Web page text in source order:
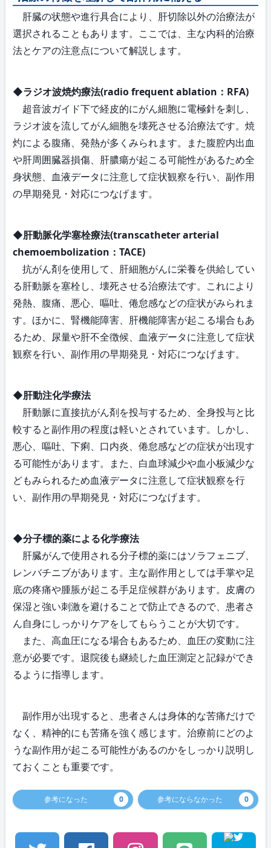
肝臓の状態や進行具合により、肝切除以外の治療法が
選択されることもあります。ここでは、主な内科的治療
法とケアの注意点について解説します。
◆ラジオ波焼灼療法(radio frequent ablation：RFA)
超音波ガイド下で経皮的にがん細胞に電極針を刺し、
ラジオ波を流してがん細胞を壊死させる治療法です。焼
灼による腹痛、発熱が多くみられます。また腹腔内出血
や肝周囲臓器損傷、肝膿瘍が起こる可能性があるため全
身状態、血液データに注意して症状観察を行い、副作用
の早期発見・対応につなげます。
◆肝動脈化学塞栓療法(transcatheter arterial
chemoembolization：TACE)
抗がん剤を使用して、肝細胞がんに栄養を供給してい
る肝動脈を塞栓し、壊死させる治療法です。これにより
発熱、腹痛、悪心、嘔吐、倦怠感などの症状がみられま
す。ほかに、腎機能障害、肝機能障害が起こる場合もあ
るため、尿量や肝不全徴候、血液データに注意して症状
観察を行い、副作用の早期発見・対応につなげます。
◆肝動注化学療法
肝動脈に直接抗がん剤を投与するため、全身投与と比
較すると副作用の程度は軽いとされています。しかし、
悪心、嘔吐、下痢、口内炎、倦怠感などの症状が出現す
る可能性があります。また、白血球減少や血小板減少な
どもみられるため血液データに注意して症状観察を行
い、副作用の早期発見・対応につなげます。
◆分子標的薬による化学療法
肝臓がんで使用される分子標的薬にはソラフェニブ、
レンバチニブがあります。主な副作用としては手掌や足
底の疼痛や腫脹が起こる手足症候群があります。皮膚の
保湿と強い刺激を避けることで防止できるので、患者さ
ん自身にしっかりケアをしてもらうことが大切です。
また、高血圧になる場合もあるため、血圧の変動に注
意が必要です。退院後も継続した血圧測定と記録ができ
るように指導します。
副作用が出現すると、患者さんは身体的な苦痛だけで
なく、精神的にも苦痛を強く感じます。治療前にどのよ
うな副作用が起こる可能性があるのかをしっかり説明し
ておくことも重要です。
参考になった 0 参考にならなかった 0